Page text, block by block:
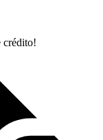
crédito!